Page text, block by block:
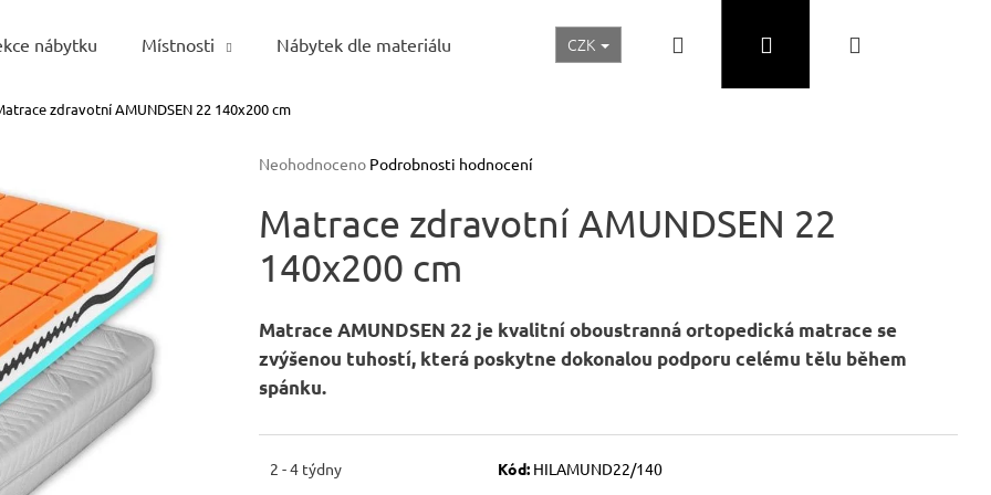
nábytku Místnosti Nábytek dle materiálu Realizace a inspirace Akční ceny Nábytek Skladem
CZK Přihlášení
zdravotní AMUNDSEN 22 140x200 cm
Průměrné
produktu
je
0,0
hvězdiček.
Neohodnoceno Podrobnosti hodnocení
Matrace zdravotní AMUNDSEN 22
140x200 cm
Matrace AMUNDSEN 22 je kvalitní oboustranná ortopedická matrace se
zvýšenou tuhostí, která poskytne dokonalou podporu celému tělu během
spánku.
2 - 4 týdny Kód: HILAMUND22/140
Co potřebujete najít?
HLEDAT
Doporučujeme